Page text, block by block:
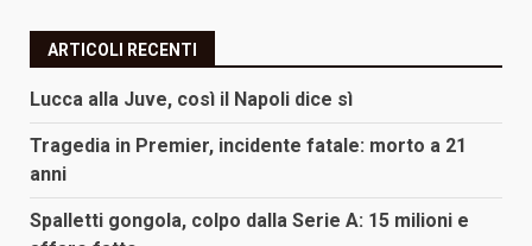
ARTICOLI RECENTI
Lucca alla Juve, così il Napoli dice sì
Tragedia in Premier, incidente fatale: morto a 21
anni
Spalletti gongola, colpo dalla Serie A: 15 milioni e